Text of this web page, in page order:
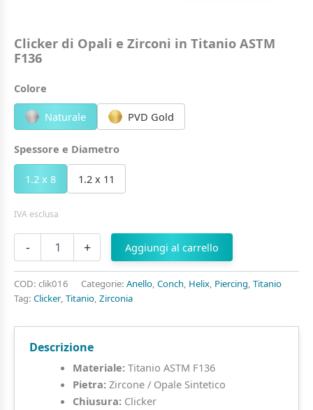
Clicker di Opali e Zirconi in Titanio ASTM
F136
Colore
Naturale PVD Gold
Spessore e Diametro
1.2 x 8 1.2 x 11
IVA esclusa
-
Clicker
e
Zirconi
F136
+ Aggiungi al carrello
COD: clik016 Categorie: Anello, Conch, Helix, Piercing, Titanio
Tag: Clicker, Titanio, Zirconia
Descrizione
Materiale:Titanio ASTM F136
Pietra:Zircone / Opale Sintetico
Chiusura:Clicker